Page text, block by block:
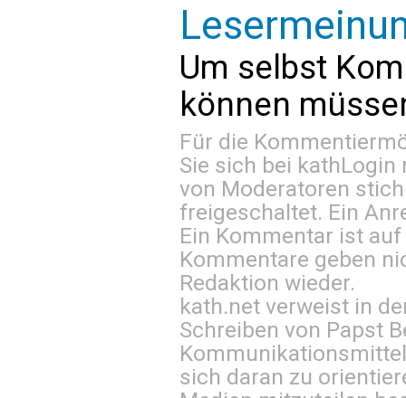
Um selbst
können
Für die
Sie sich bei kathLogin
von Moderatoren
freigeschaltet. Ein
Ein Kommentar ist
Kommentare geben
Redaktion wieder.
kath.net verweist in
Schreiben von Papst
sich daran zu